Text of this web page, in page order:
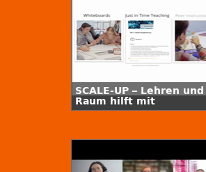
SCALE-UP – Lehren
Raum hilft mit